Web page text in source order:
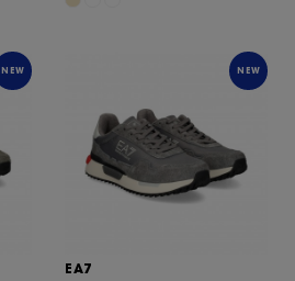
NEW NEW
EA7